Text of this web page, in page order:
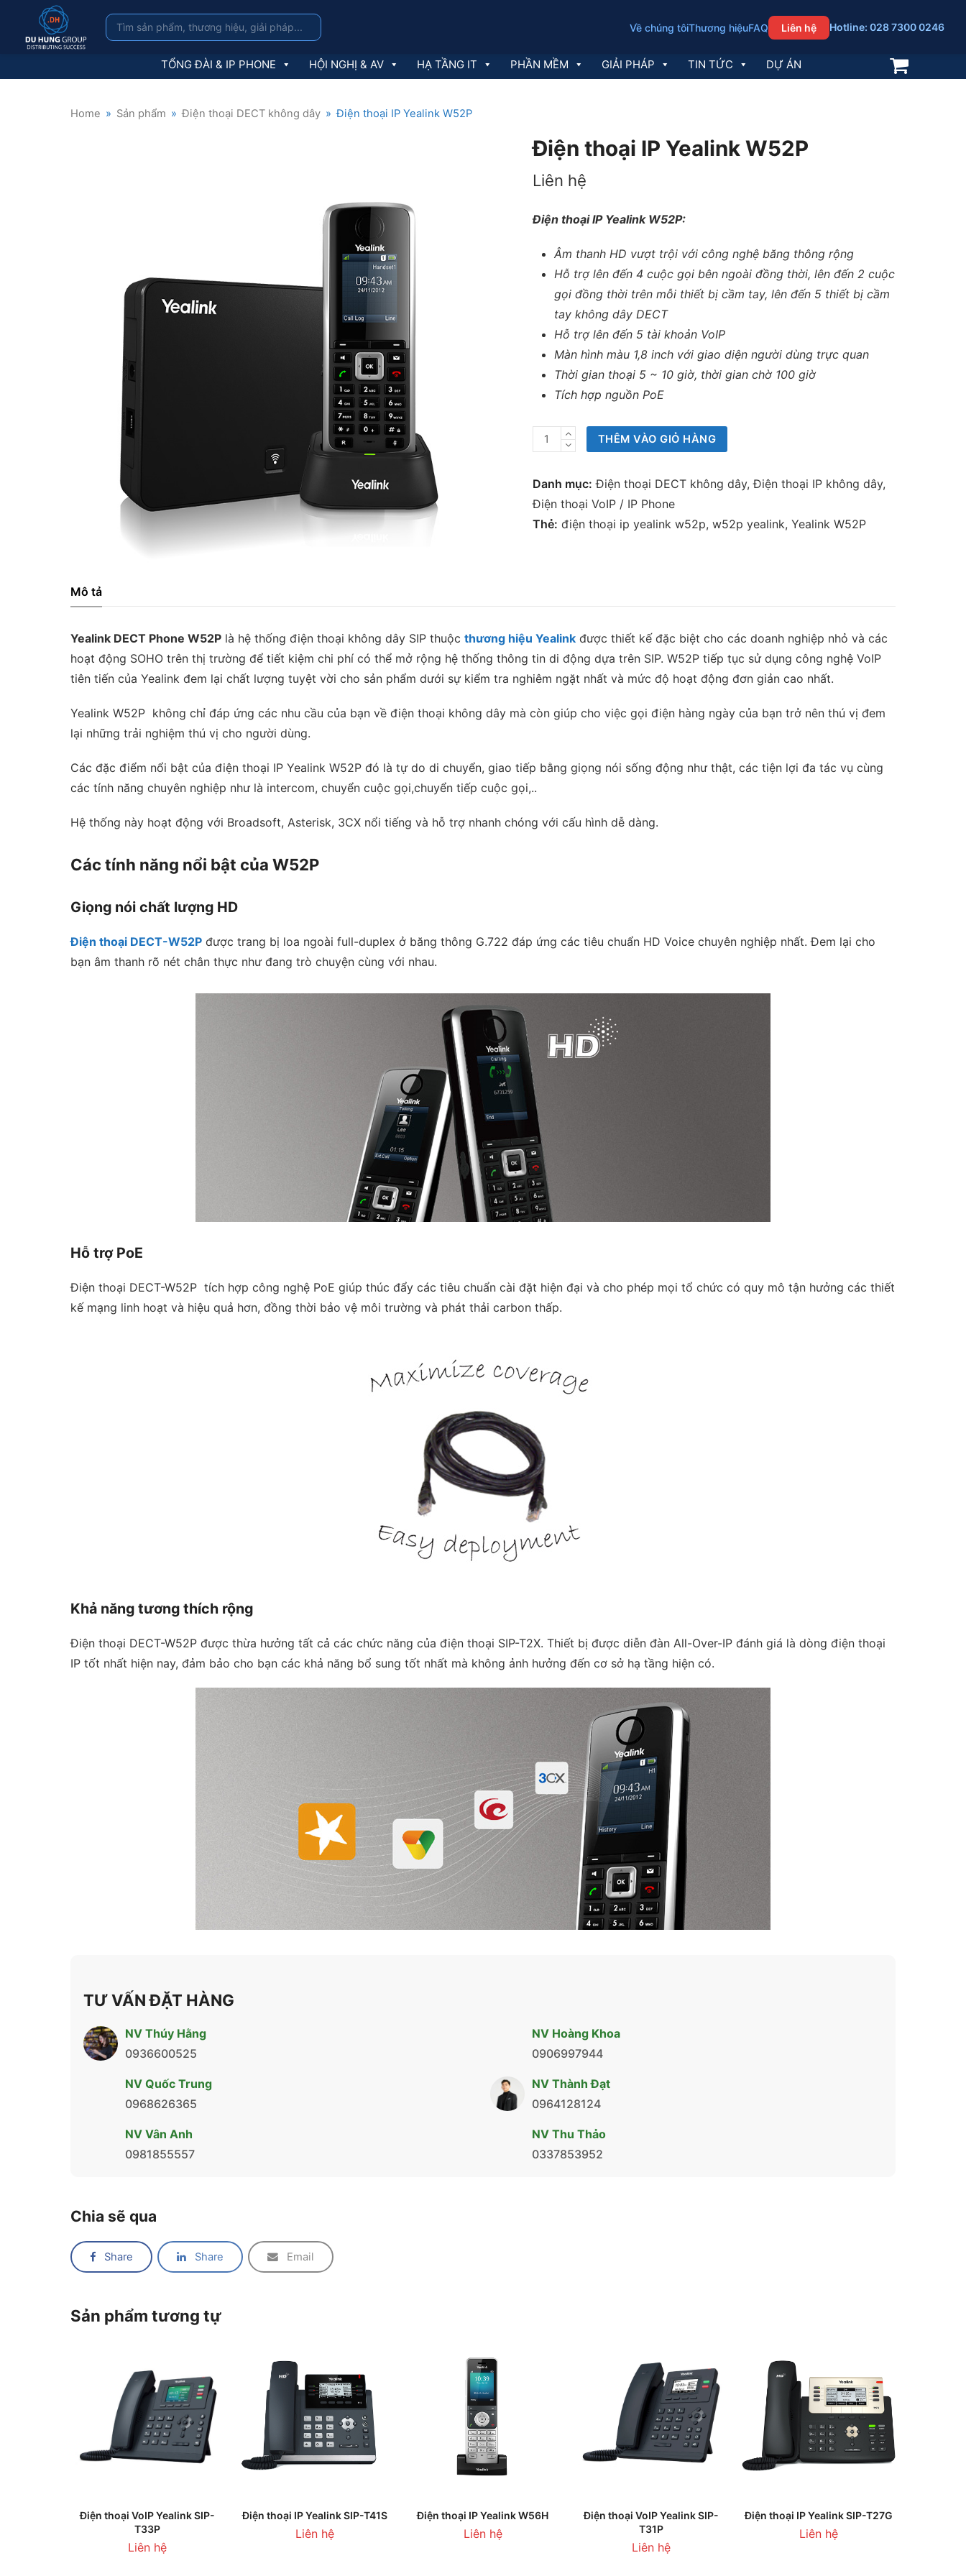
Về chúng tôiThương hiệuFAQ Liên hệ Hotline: 028 7300 0246
TỔNG ĐÀI & IP PHONE HỘI NGHỊ & AV HẠ TẦNG IT PHẦN MỀM GIẢI PHÁP TIN TỨC DỰ ÁN
Home » Sản phẩm » Điện thoại DECT không dây » Điện thoại IP Yealink W52P
Điện thoại IP Yealink W52P
Liên hệ
Điện thoại IP Yealink W52P:
Âm thanh HD vượt trội với công nghệ băng thông rộng
Hỗ trợ lên đến 4 cuộc gọi bên ngoài đồng thời, lên đến 2 cuộc
gọi đồng thời trên mỗi thiết bị cầm tay, lên đến 5 thiết bị cầm
tay không dây DECT
Hỗ trợ lên đến 5 tài khoản VoIP
Màn hình màu 1,8 inch với giao diện người dùng trực quan
Thời gian thoại 5 ~ 10 giờ, thời gian chờ 100 giờ
Tích hợp nguồn PoE
Điện
thoại
IP
Yealink
W52P
THÊM VÀO GIỎ HÀNG
Danh mục: Điện thoại DECT không dây,Điện thoại IP không dây,
Điện thoại VoIP / IP Phone
Thẻ: điện thoại ip yealink w52p, w52p yealink, Yealink W52P
Mô tả
Yealink DECT Phone W52P là hệ thống điện thoại không dây SIP thuộc thương hiệu Yealink được thiết kế đặc biệt cho các doanh nghiệp nhỏ và các
hoạt động SOHO trên thị trường để tiết kiệm chi phí có thể mở rộng hệ thống thông tin di động dựa trên SIP. W52P tiếp tục sử dụng công nghệ VoIP
tiên tiến của Yealink đem lại chất lượng tuyệt vời cho sản phẩm dưới sự kiểm tra nghiêm ngặt nhất và mức độ hoạt động đơn giản cao nhất.
Yealink W52P không chỉ đáp ứng các nhu cầu của bạn về điện thoại không dây mà còn giúp cho việc gọi điện hàng ngày của bạn trở nên thú vị đem
lại những trải nghiệm thú vị cho người dùng.
Các đặc điểm nổi bật của điện thoại IP Yealink W52P đó là tự do di chuyển, giao tiếp bằng giọng nói sống động như thật, các tiện lợi đa tác vụ cùng
các tính năng chuyên nghiệp như là intercom, chuyển cuộc gọi,chuyển tiếp cuộc gọi,..
Hệ thống này hoạt động với Broadsoft, Asterisk, 3CX nổi tiếng và hỗ trợ nhanh chóng với cấu hình dễ dàng.
Các tính năng nổi bật của W52P
Giọng nói chất lượng HD
Điện thoại DECT-W52P được trang bị loa ngoài full-duplex ở băng thông G.722 đáp ứng các tiêu chuẩn HD Voice chuyên nghiệp nhất. Đem lại cho
bạn âm thanh rõ nét chân thực như đang trò chuyện cùng với nhau.
Hỗ trợ PoE
Điện thoại DECT-W52P tích hợp công nghệ PoE giúp thúc đẩy các tiêu chuẩn cài đặt hiện đại và cho phép mọi tổ chức có quy mô tận hưởng các thiết
kế mạng linh hoạt và hiệu quả hơn, đồng thời bảo vệ môi trường và phát thải carbon thấp.
Khả năng tương thích rộng
Điện thoại DECT-W52P được thừa hưởng tất cả các chức năng của điện thoại SIP-T2X. Thiết bị được diễn đàn All-Over-IP đánh giá là dòng điện thoại
IP tốt nhất hiện nay, đảm bảo cho bạn các khả năng bổ sung tốt nhất mà không ảnh hưởng đến cơ sở hạ tầng hiện có.
TƯ VẤN ĐẶT HÀNG
NV Thúy Hằng
0936600525
NV Hoàng Khoa
0906997944
NV Quốc Trung
0968626365
NV Thành Đạt
0964128124
NV Vân Anh
0981855557
NV Thu Thảo
0337853952
Chia sẽ qua
Share Share Email
Sản phẩm tương tự
LIÊN HỆ BÁO GIÁ
Điện thoại VoIP Yealink SIP-
T33P
Liên hệ
THÊM VÀO GIỎ HÀNG
Điện thoại IP Yealink SIP-T41S
Liên hệ
THÊM VÀO GIỎ HÀNG
Điện thoại IP Yealink W56H
Liên hệ
LIÊN HỆ BÁO GIÁ
Điện thoại VoIP Yealink SIP-
T31P
Liên hệ
THÊM VÀO GIỎ HÀNG
Điện thoại IP Yealink SIP-T27G
Liên hệ